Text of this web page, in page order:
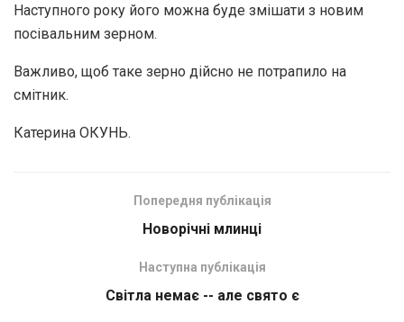
Наступного року його можна буде змішати з новим
посівальним зерном.
Важливо, щоб таке зерно дійсно не потрапило на
смітник.
Катерина ОКУНЬ.
Попередня публікація
Новорічні млинці
Наступна публікація
Світла немає -- але свято є